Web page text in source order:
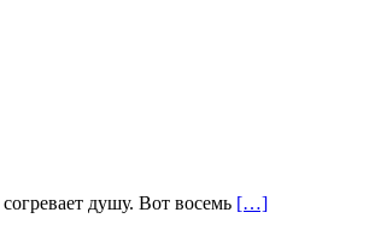
душу. Вот восемь […]